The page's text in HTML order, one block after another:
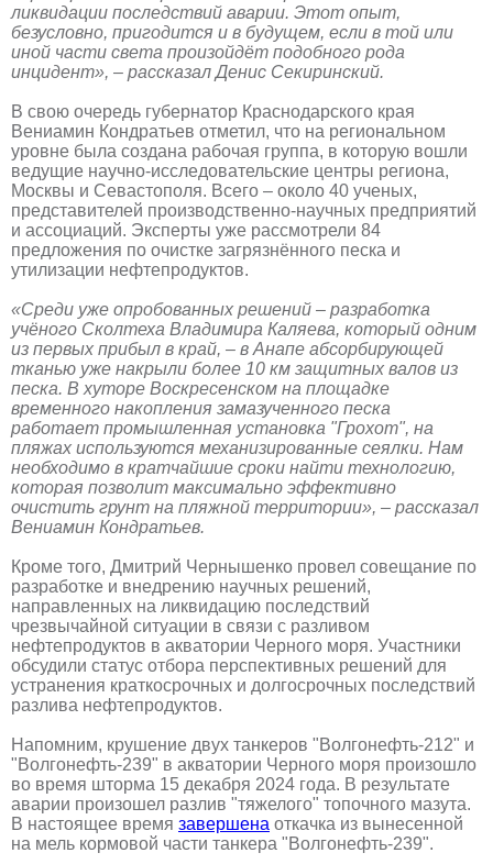
ликвидации последствий аварии. Этот опыт,
безусловно, пригодится и в будущем, если в той или
иной части света произойдёт подобного рода
инцидент», – рассказал Денис Секиринский.
В свою очередь губернатор Краснодарского края
Вениамин Кондратьев отметил, что на региональном
уровне была создана рабочая группа, в которую вошли
ведущие научно-исследовательские центры региона,
Москвы и Севастополя. Всего – около 40 ученых,
представителей производственно-научных предприятий
и ассоциаций. Эксперты уже рассмотрели 84
предложения по очистке загрязнённого песка и
утилизации нефтепродуктов.
«Среди уже опробованных решений – разработка
учёного Сколтеха Владимира Каляева, который одним
из первых прибыл в край, – в Анапе абсорбирующей
тканью уже накрыли более 10 км защитных валов из
песка. В хуторе Воскресенском на площадке
временного накопления замазученного песка
работает промышленная установка "Грохот", на
пляжах используются механизированные сеялки. Нам
необходимо в кратчайшие сроки найти технологию,
которая позволит максимально эффективно
очистить грунт на пляжной территории», – рассказал
Вениамин Кондратьев.
Кроме того, Дмитрий Чернышенко провел совещание по
разработке и внедрению научных решений,
направленных на ликвидацию последствий
чрезвычайной ситуации в связи с разливом
нефтепродуктов в акватории Черного моря. Участники
обсудили статус отбора перспективных решений для
устранения краткосрочных и долгосрочных последствий
разлива нефтепродуктов.
Напомним, крушение двух танкеров "Волгонефть-212" и
"Волгонефть-239" в акватории Черного моря произошло
во время шторма 15 декабря 2024 года. В результате
аварии произошел разлив "тяжелого" топочного мазута.
В настоящее время завершена откачка из вынесенной
на мель кормовой части танкера "Волгонефть-239".